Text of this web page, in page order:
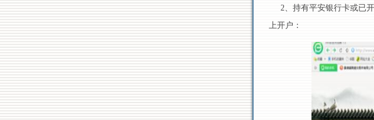
2、持有平安银行卡或已
上开户：